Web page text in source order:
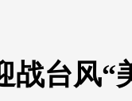
战台风“